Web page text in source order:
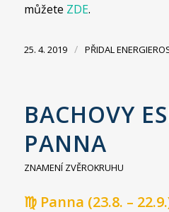
můžete ZDE.
25. 4. 2019 / PŘIDAL
BACHOVY
PANNA
ZNAMENÍ ZVĚROKRUHU
♍ Panna (23.8. –